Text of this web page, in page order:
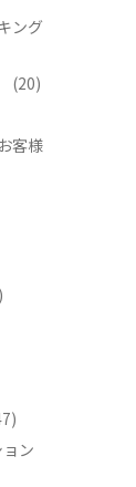
ング
(20)
客様
ン